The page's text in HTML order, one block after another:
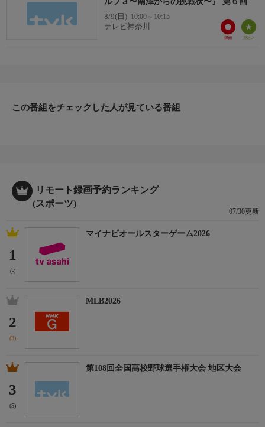
程を楽しみつつ、自身のゴルフ技術向上のヒントも得られ、ゴル
フファンにも、初心者にもおすすめの番組となっています。
8/9(日) 10:00～10:15
テレビ神奈川
この番組をチェックした人が見ている番組
リモート録画予約ランキング
(スポーツ)
07/30更新
1
(-)
マイナビオールスターゲーム2026
2
(3)
MLB2026
3
(5)
第108回全国高校野球選手権大会 地区大会